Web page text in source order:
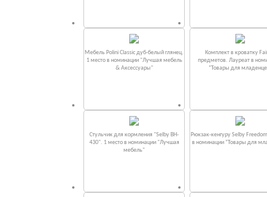
Мебель Polini Classic дуб-белый глянец.
1 место в номинации "Лучшая мебель
& Аксессуары"
Комплект в кроватку
предметов. Лауреат в
“Товары для
Стульчик для кормления "Selby BH-
430". 1 место в номинации "Лучшая
мебель"
Рюкзак-кенгуру Selby
в номинации “Товары для